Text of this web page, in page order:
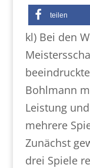
teilen
kl) Bei den
Bohlmann
Leistung
mehrere
Zunächst
drei Spiele